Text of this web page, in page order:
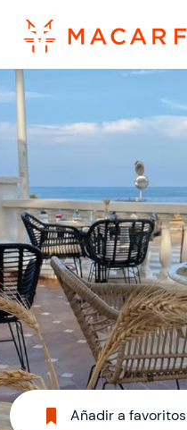
Añadir a favoritos